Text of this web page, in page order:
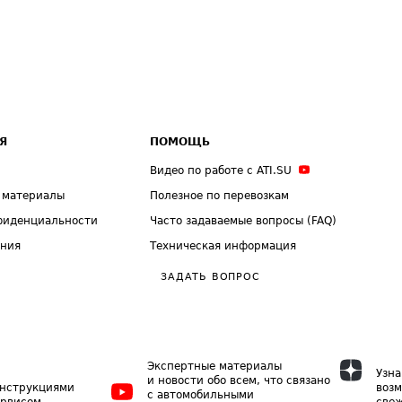
ПОМОЩЬ
Видео по работе с ATI.SU
Полезное по перевозкам
Часто задаваемые вопросы (FAQ)
Техническая информация
ЗАДАТЬ ВОПРОС
Экспертные материалы
и новости обо всем, что связано
с автомобильными